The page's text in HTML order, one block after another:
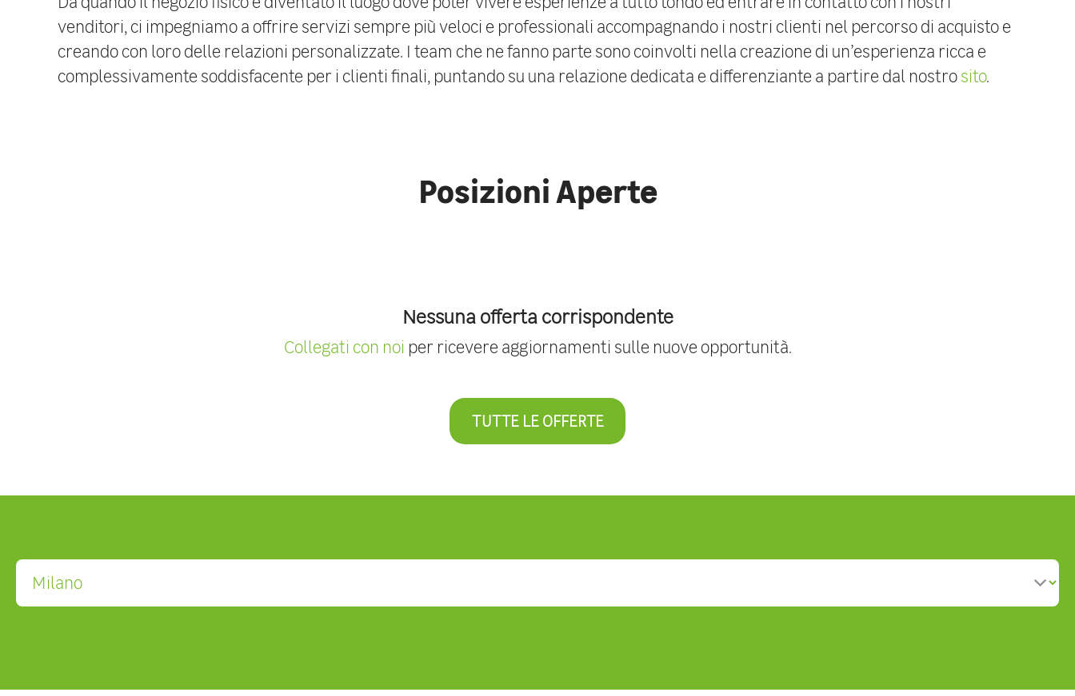
venditori, ci impegniamo a offrire servizi sempre più veloci e professionali accompagnando i nostri clienti nel percorso di acquisto e
creando con loro delle relazioni personalizzate. I team che ne fanno parte sono coinvolti nella creazione di un’esperienza ricca e
complessivamente soddisfacente per i clienti finali, puntando su una relazione dedicata e differenziante a partire dal nostro sito.
Posizioni Aperte
Nessuna offerta corrispondente
Collegati con noi per ricevere aggiornamenti sulle nuove opportunità.
TUTTE LE OFFERTE